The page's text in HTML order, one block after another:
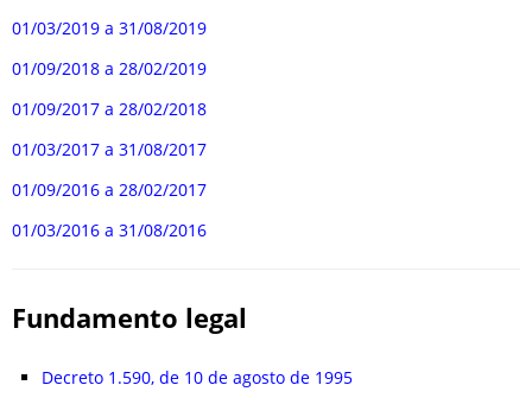
01/03/2019 a 31/08/2019
01/09/2018 a 28/02/2019
01/09/2017 a 28/02/2018
01/03/2017 a 31/08/2017
01/09/2016 a 28/02/2017
01/03/2016 a 31/08/2016
Fundamento legal
Decreto 1.590, de 10 de agosto de 1995